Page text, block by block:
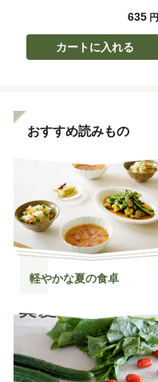
635円
カートに入れる
おすすめ読みもの
軽やかな夏の食卓